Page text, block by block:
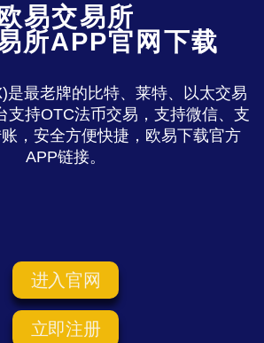
欧易交易所
所APP官网下载
是最老牌的比特、莱特、以太交易
支持OTC法币交易，支持微信、支
，安全方便快捷，欧易下载官方
APP链接。
进入官网
立即注册